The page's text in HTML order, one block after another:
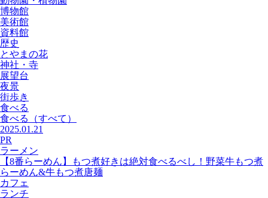
博物館
美術館
資料館
歴史
とやまの花
神社・寺
展望台
夜景
街歩き
食べる
食べる
（すべて）
2025.01.21
PR
ラーメン
【8番らーめん】もつ煮好きは絶対食べるべし！野菜牛もつ煮
らーめん&牛もつ煮唐麺
カフェ
ランチ